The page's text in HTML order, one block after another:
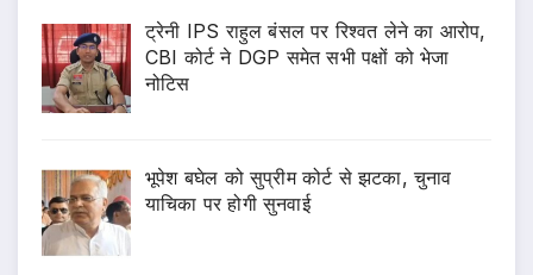
ट्रेनी IPS राहुल बंसल पर रिश्वत लेने का आरोप,
CBI कोर्ट ने DGP समेत सभी पक्षों को भेजा
नोटिस
भूपेश बघेल को सुप्रीम कोर्ट से झटका, चुनाव
याचिका पर होगी सुनवाई